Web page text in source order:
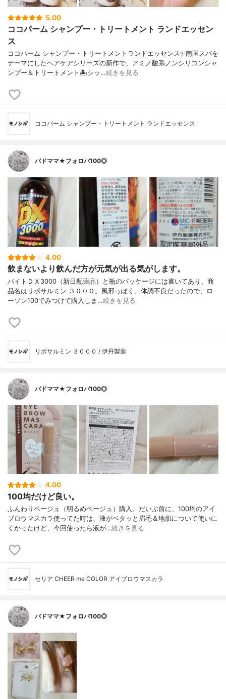
5.00
ココパーム シャンプー・トリートメント ランドエッセン
ス
ココパーム シャンプー・トリートメントランドエッセンス✨南国スパを
テーマにしたヘアケアシリーズの新作で、アミノ酸系ノンシリコンシャ
ンプー＆トリートメント🏝️シッ…続きを見る
ココパーム シャンプー・トリートメント ランドエッセンス
バドママ★フォロバ100◎
4.00
飲まないより飲んだ方が元気が出る気がします。
バイトＤＸ3000（新日配薬品）と瓶のパッケージには書いてあり、商
品名はリポサルミン ３０００。風邪っぽく、体調不良だったので、ロ
ーソン100でみつけて購入しま…続きを見る
リポサルミン ３０００ / 伊丹製薬
バドママ★フォロバ100◎
4.00
100均だけど良い。
ふんわりベージュ（明るめベージュ）購入。だいぶ前に、100均のアイ
ブロウマスカラ使ってた時は、液がベタッと眉毛＆地肌について使いに
くかったけど、今回使ったら液が…続きを見る
セリア CHEER me COLOR アイブロウマスカラ
バドママ★フォロバ100◎